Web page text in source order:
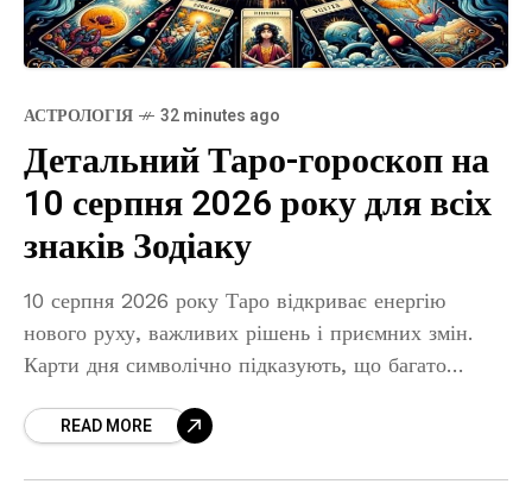
АСТРОЛОГІЯ 32 minutes ago
Детальний Таро-гороскоп на
10 серпня 2026 року для всіх
знаків Зодіаку
10 серпня 2026 року Таро відкриває енергію
нового руху, важливих рішень і приємних змін.
Карти дня символічно підказують, що багато
перейти до активної
READ MORE